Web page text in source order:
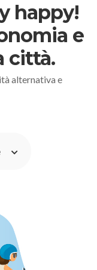
happy!
e
città.
alternativa e